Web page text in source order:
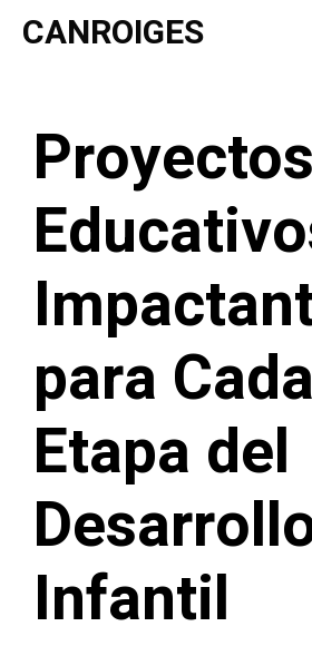
Saltar
CANROIGES
Proyectos
para Cada
Etapa del
Infantil